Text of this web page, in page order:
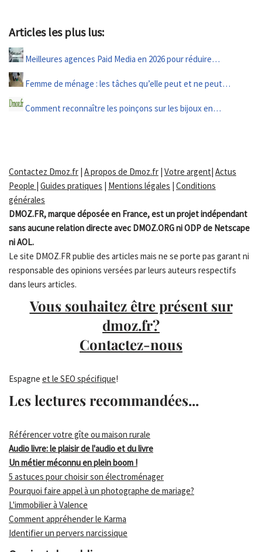
Articles les plus lus:
Meilleures agences Paid Media en 2026 pour réduire…
Femme de ménage : les tâches qu’elle peut et ne peut…
Comment reconnaître les poinçons sur les bijoux en…
Contactez Dmoz.fr | A propos de Dmoz.fr | Votre argent| Actus
People | Guides pratiques | Mentions légales | Conditions
générales
DMOZ.FR, marque déposée en France, est un projet indépendant
sans aucune relation directe avec DMOZ.ORG ni ODP de Netscape
ni AOL.
Le site DMOZ.FR publie des articles mais ne se porte pas garant ni
responsable des opinions versées par leurs auteurs respectifs
dans leurs articles.
Vous souhaitez être présent sur
dmoz.fr?
Contactez-nous
Espagne et le SEO spécifique!
Les lectures recommandées...
Référencer votre gîte ou maison rurale
Audio livre: le plaisir de l'audio et du livre
Un métier méconnu en plein boom !
5 astuces pour choisir son électroménager
Pourquoi faire appel à un photographe de mariage?
L'immobilier à Valence
Comment appréhender le Karma
Identifier un pervers narcissique